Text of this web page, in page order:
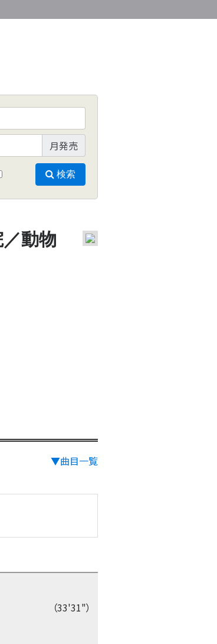
月発売
検索
動物
▼曲目一覧
（33'31"）